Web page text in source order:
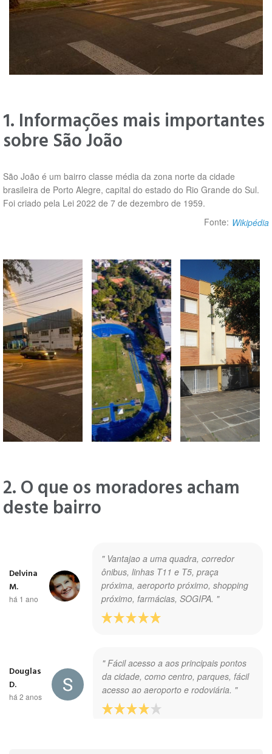
1. Informações mais importantes
sobre São João
São João é um bairro classe média da zona norte da cidade
brasileira de Porto Alegre, capital do estado do Rio Grande do Sul.
Foi criado pela Lei 2022 de 7 de dezembro de 1959.
Fonte: Wikipédia
2. O que os moradores acham
deste bairro
" Vantajao a uma quadra, corredor
ônibus, linhas T11 e T5, praça
próxima, aeroporto próximo, shopping
próximo, farmácias, SOGIPA. "
Delvina
M.
há 1 ano
" Fácil acesso a aos principais pontos
da cidade, como centro, parques, fácil
acesso ao aeroporto e rodoviária. "
Douglas
D.
há 2 anos